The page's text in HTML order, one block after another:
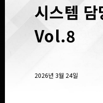
시스템
Vol.8
2026년 3월 24일